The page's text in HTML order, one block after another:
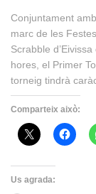
Conjuntament
marc de les
Scrabble
hores, el Primer
torneig tindrà
Comparteix això:
Us agrada: